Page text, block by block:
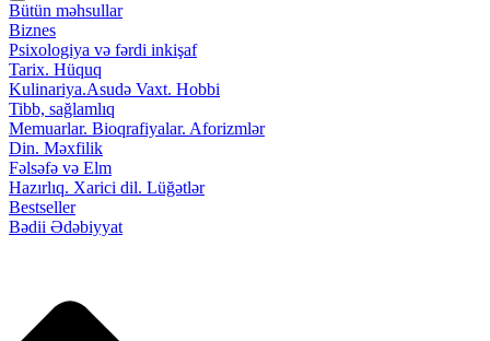
Bütün məhsullar
Biznes
Psixologiya və fərdi inkişaf
Tarix. Hüquq
Kulinariya.Asudə Vaxt. Hobbi
Tibb, sağlamlıq
Memuarlar. Bioqrafiyalar. Aforizmlər
Din. Məxfilik
Fəlsəfə və Elm
Hazırlıq. Xarici dil. Lüğətlər
Bestseller
Bədii Ədəbiyyat